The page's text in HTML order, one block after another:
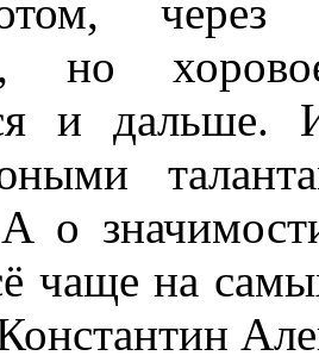
через
но
и дальше.
о
чаще на